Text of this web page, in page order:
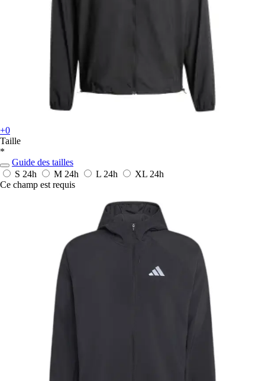
+0
Taille
*
Guide des tailles
S 24h M 24h L 24h XL 24h
Ce champ est requis